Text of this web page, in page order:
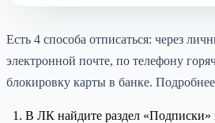
Есть 4 способа отписаться: через
электронной почте, по телефону
блокировку карты в банке.
В ЛК найдите раздел «Подписки»